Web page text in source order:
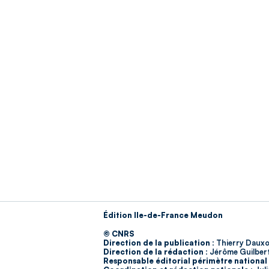
Édition Ile-de-France Meudon
© CNRS
Direction de la publication : Thierry
Direction de la rédaction : Jérôme
Responsable éditorial périmètre national